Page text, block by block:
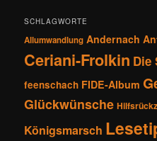
SCHLAGWORTE
Allumwandlung Andernach
Ceriani-Frolkin Die
feenschach FIDE-Album
Glückwünsche
Königsmarsch